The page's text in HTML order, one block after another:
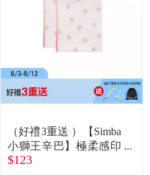
（好禮3重送 ）【Simba
小獅王辛巴】極柔感印
花紗布澡巾 2入點點粉
$123